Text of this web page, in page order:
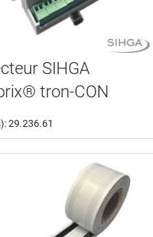
SIHGA
tron-CON
29.236.61